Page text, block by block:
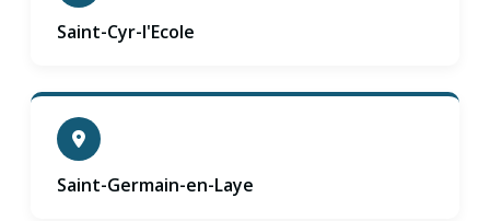
Saint-Cyr-l'Ecole
Saint-Germain-en-Laye